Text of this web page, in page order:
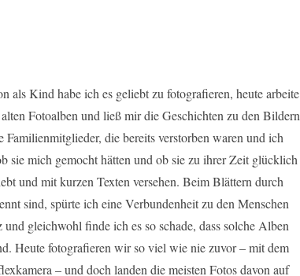
als Kind habe ich es geliebt zu fotografieren, heute arbeite
Fotoalben und ließ mir die Geschichten zu den Bildern
die bereits verstorben waren und ich
sie mich gemocht hätten und ob sie zu ihrer Zeit glücklich
und mit kurzen Texten versehen. Beim Blättern durch
sind, spürte ich eine Verbundenheit zu den Menschen
gleichwohl finde ich es so schade, dass solche Alben
Heute fotografieren wir so viel wie nie zuvor – mit dem
– und doch landen die meisten Fotos davon auf